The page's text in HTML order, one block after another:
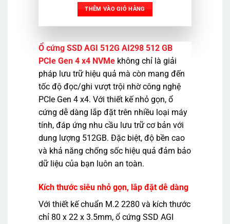
là:
3.990.000₫.
THÊM VÀO GIỎ HÀNG
Ổ cứng SSD AGI 512G AI298 512 GB
PCIe Gen 4 x4 NVMe không chỉ là giải
pháp lưu trữ hiệu quả mà còn mang đến
tốc độ đọc/ghi vượt trội nhờ công nghệ
PCIe Gen 4 x4. Với thiết kế nhỏ gọn, ổ
cứng dễ dàng lắp đặt trên nhiều loại máy
tính, đáp ứng nhu cầu lưu trữ cơ bản với
dung lượng 512GB. Đặc biệt, độ bền cao
và khả năng chống sốc hiệu quả đảm bảo
dữ liệu của bạn luôn an toàn.
Kích thước siêu nhỏ gọn, lắp đặt dễ dàng
Với thiết kế chuẩn M.2 2280 và kích thước
chỉ 80 x 22 x 3.5mm, ổ cứng SSD AGI